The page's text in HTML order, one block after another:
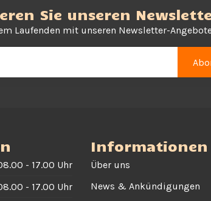
Sie unseren
Laufenden mit unseren Newsletter-
- 17.00 Uhr
- 17.00 Uhr
Informationen
Über uns
News & Ankündigungen